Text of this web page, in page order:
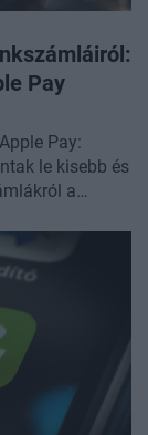
Pay
Pay:
le kisebb és
a
kártyákat - a
felvették a
az
mi
érik el az